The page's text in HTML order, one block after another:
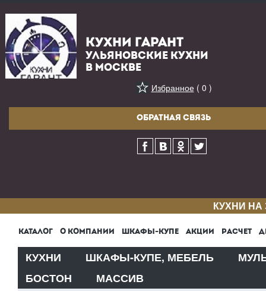
КУХНИ ГАРАНТ
УЛЬЯНОВСКИЕ КУХНИ
В МОСКВЕ
Избранное( 0 )
ОБРАТНАЯ СВЯЗЬ
КУХНИ
КАТАЛОГ О КОМПАНИИ ШКАФЫ-КУПЕ АКЦИИ РАСЧЕТ
КУХНИ ШКАФЫ-КУПЕ, МЕБЕЛЬ
БОСТОН
МАССИВ